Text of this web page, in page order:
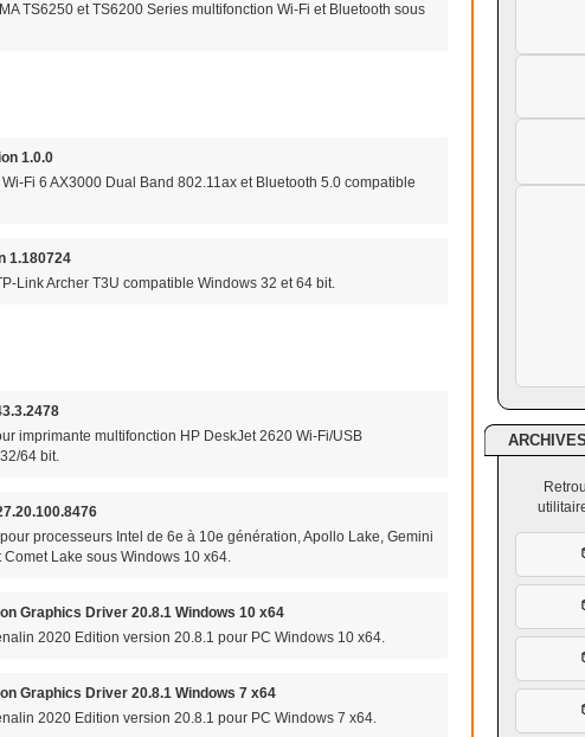
TS6250 et TS6200 Series multifonction Wi-Fi et Bluetooth sous
1.0.0
Fi 6 AX3000 Dual Band 802.11ax et Bluetooth 5.0 compatible
1.180724
Link Archer T3U compatible Windows 32 et 64 bit.
imprimante multifonction HP DeskJet 2620 Wi-Fi/USB
64 bit.
processeurs Intel de 6e à 10e génération, Apollo Lake, Gemini
Lake sous Windows 10 x64.
Graphics Driver 20.8.1 Windows 10 x64
2020 Edition version 20.8.1 pour PC Windows 10 x64.
Graphics Driver 20.8.1 Windows 7 x64
2020 Edition version 20.8.1 pour PC Windows 7 x64.